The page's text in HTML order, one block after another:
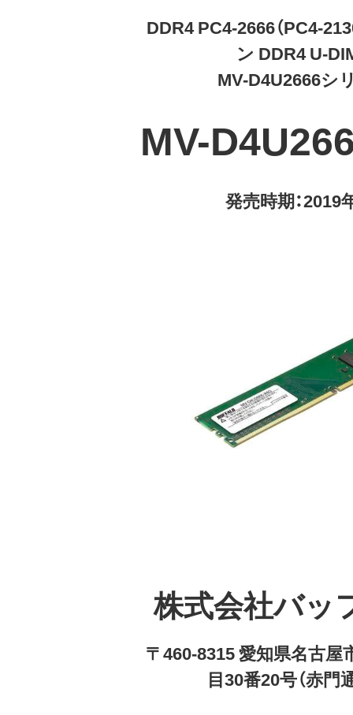
DDR4 PC4-2666（PC4-
ン DDR4 U-
MV-D4U2666シ
MV-
発売時期：2019
株式会社バッ
〒460-8315 愛知県名古屋
目30番20号（赤門